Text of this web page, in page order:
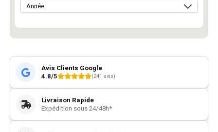
Avis Clients Google
4.8/5
(241 avis)
Livraison Rapide
Expédition sous 24/48h*